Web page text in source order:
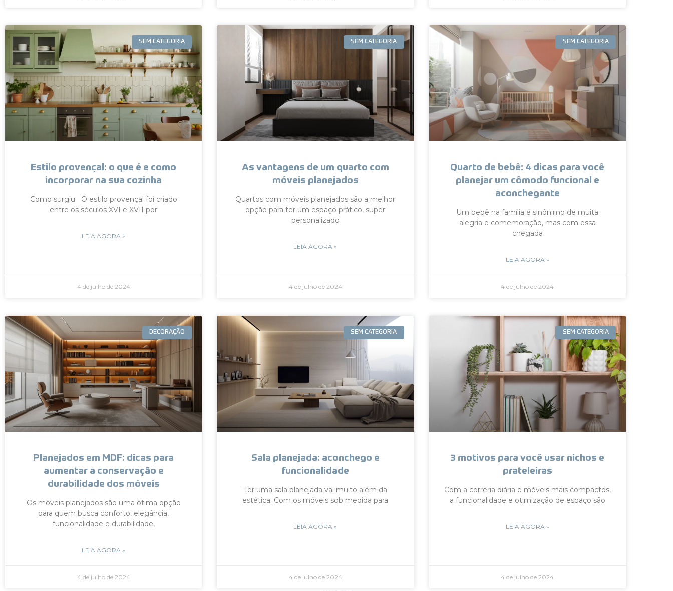
SEM CATEGORIA
Estilo provençal: o que é e como
incorporar na sua cozinha
Como surgiu O estilo provençal foi criado
entre os séculos XVI e XVII por
LEIA AGORA »
4 de julho de 2024
SEM CATEGORIA
As vantagens de um quarto com
móveis planejados
Quartos com móveis planejados são a melhor
opção para ter um espaço prático, super
personalizado
LEIA AGORA »
4 de julho de 2024
SEM CATEGORIA
Quarto de bebê: 4 dicas para você
planejar um cômodo funcional e
aconchegante
Um bebê na família é sinônimo de muita
alegria e comemoração, mas com essa
chegada
LEIA AGORA »
4 de julho de 2024
DECORAÇÃO
Planejados em MDF: dicas para
aumentar a conservação e
durabilidade dos móveis
Os móveis planejados são uma ótima opção
para quem busca conforto, elegância,
funcionalidade e durabilidade,
LEIA AGORA »
4 de julho de 2024
SEM CATEGORIA
Sala planejada: aconchego e
funcionalidade
Ter uma sala planejada vai muito além da
estética. Com os móveis sob medida para
LEIA AGORA »
4 de julho de 2024
SEM CATEGORIA
3 motivos para você usar nichos e
prateleiras
Com a correria diária e móveis mais compactos,
a funcionalidade e otimização de espaço são
LEIA AGORA »
4 de julho de 2024